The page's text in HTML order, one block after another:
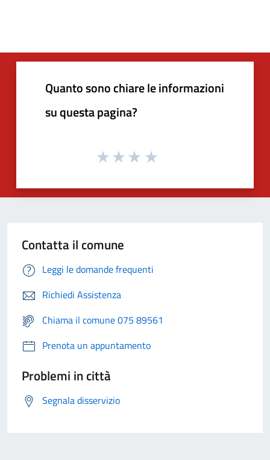
Quanto sono chiare le informazioni
su questa pagina?
Contatta il comune
Leggi le domande frequenti
Richiedi Assistenza
Chiama il comune 075 89561
Prenota un appuntamento
Problemi in città
Segnala disservizio